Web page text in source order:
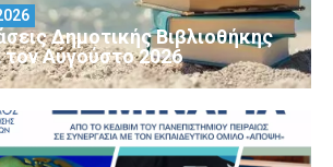
Δημοτικής Βιβλιοθήκης
τον Αύγούστο 2026